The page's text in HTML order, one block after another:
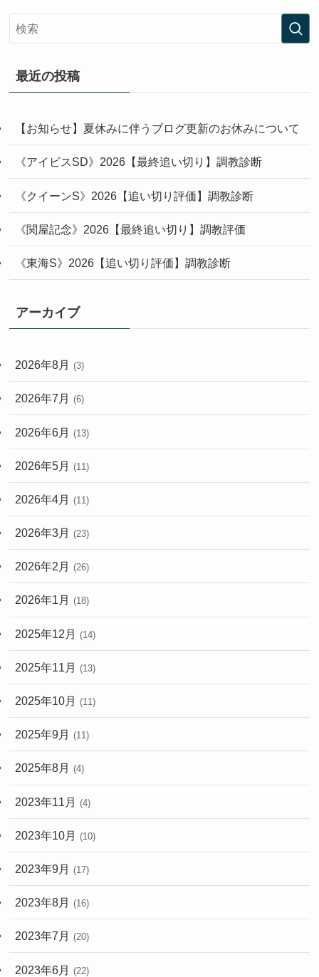
最近の投稿
【お知らせ】夏休みに伴うブログ更新のお休みについて
《アイビスSD》2026【最終追い切り】調教診断
《クイーンS》2026【追い切り評価】調教診断
《関屋記念》2026【最終追い切り】調教評価
《東海S》2026【追い切り評価】調教診断
アーカイブ
2026年8月 (3)
2026年7月 (6)
2026年6月 (13)
2026年5月 (11)
2026年4月 (11)
2026年3月 (23)
2026年2月 (26)
2026年1月 (18)
2025年12月 (14)
2025年11月 (13)
2025年10月 (11)
2025年9月 (11)
2025年8月 (4)
2023年11月 (4)
2023年10月 (10)
2023年9月 (17)
2023年8月 (16)
2023年7月 (20)
2023年6月 (22)